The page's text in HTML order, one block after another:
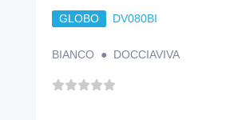
GLOBO DV080BI
BIANCO ● DOCCIAVIVA